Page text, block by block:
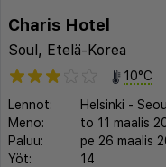
Charis Hotel
Soul, Etelä-Korea
10°C
Lennot:
Helsinki - Seoul
Meno:
to 11 maalis
Paluu:
pe 26 maalis
Yöt:
14